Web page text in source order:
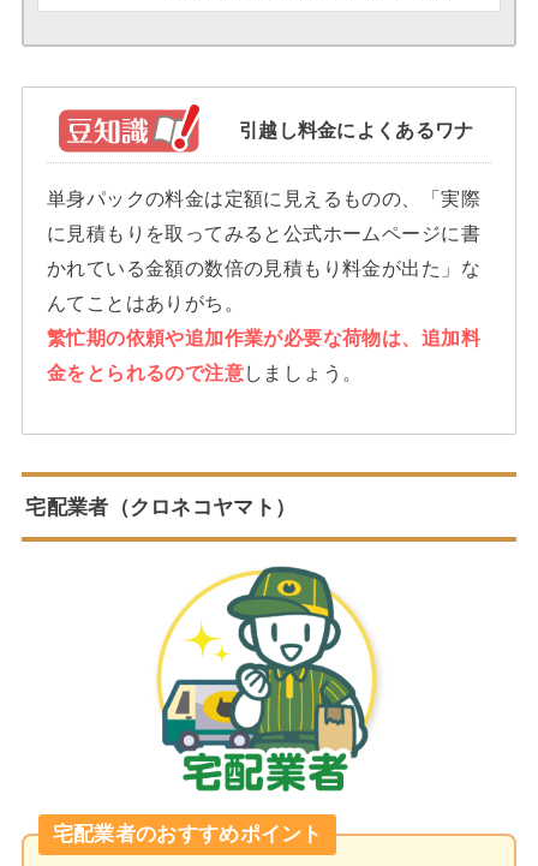
最低3社
に連絡を取って正確な見積もりの比較をする
引越し料金によくあるワナ
単身パックの料金は定額に見えるものの、「実際
に見積もりを取ってみると公式ホームページに書
かれている金額の数倍の見積もり料金が出た」な
んてことはありがち。
繁忙期の依頼や追加作業が必要な荷物は、追加料
金をとられるので注意しましょう。
宅配業者（クロネコヤマト）
宅配業者のおすすめポイント